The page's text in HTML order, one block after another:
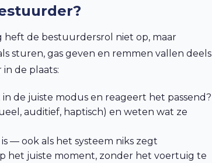
heft de bestuurdersrol niet op, maar
sturen, gas geven en remmen vallen deels
de plaats:
de juiste modus en reageert het passend?
auditief, haptisch) en weten wat ze
— ook als het systeem niks zegt
het juiste moment, zonder het voertuig te